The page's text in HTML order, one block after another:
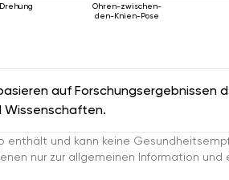
Ohren-zwischen-
den-Knien-Pose
auf Forschungsergebnissen
Wissenschaften.
enthält und kann keine
nur zur allgemeinen Information